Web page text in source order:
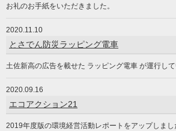
お礼のお手紙をいただきました。
2020.11.10
とさでん防災ラッピング電車
土佐新高の広告を載せた ラッピング電車 が運行して
2020.09.16
エコアクション21
2019年度版の環境経営活動レポートをアップしまし